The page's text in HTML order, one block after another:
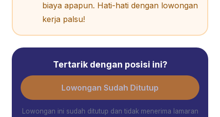
biaya apapun. Hati-hati dengan lowongan
kerja palsu!
Tertarik dengan posisi ini?
Lowongan Sudah Ditutup
Lowongan ini sudah ditutup dan tidak menerima lamaran